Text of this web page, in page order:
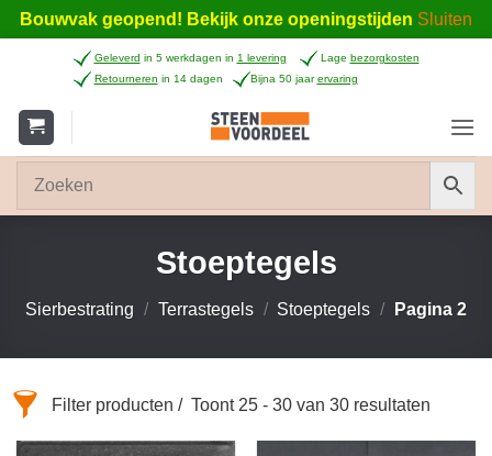
Bouwvak geopend! Bekijk onze openingstijden Sluiten
inhoud
Geleverd in 5 werkdagen in 1 levering Lage bezorgkosten
Retourneren in 14 dagen Bijna 50 jaarervaring
Stoeptegels
Sierbestrating / Terrastegels / Stoeptegels / Pagina 2
Filter producten Toont 25 - 30 van 30 resultaten